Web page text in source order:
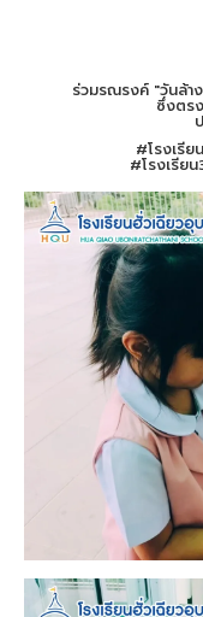
ร่วมรณรงค์ "วันล้า
ซึ่งตร
#โรงเรีย
#โรงเรีย